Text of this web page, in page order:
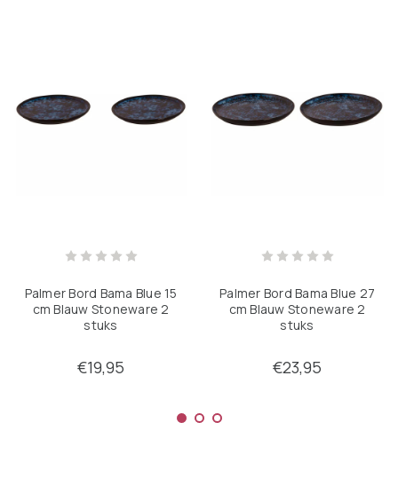
Palmer Bord Bama Blue 15
cm Blauw Stoneware 2
stuks
€19,95
Palmer Bord Bama Blue 27
cm Blauw Stoneware 2
stuks
€23,95